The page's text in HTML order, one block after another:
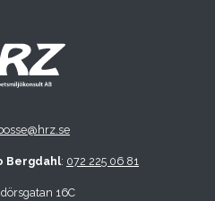
Bergdahl: 072 225 06 81
16C